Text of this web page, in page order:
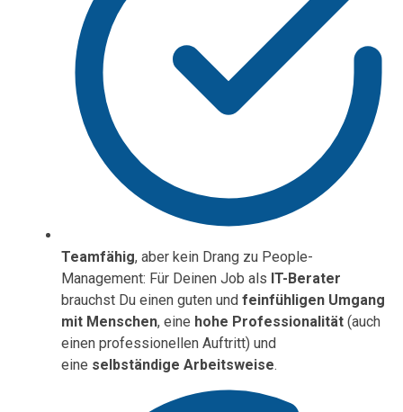
Teamfähig, aber kein Drang zu People-
Management: Für Deinen Job als IT-Berater
brauchst Du einen guten und feinfühligen Umgang
mit Menschen, eine hohe Professionalität (auch
einen professionellen Auftritt) und
eine selbständige Arbeitsweise.